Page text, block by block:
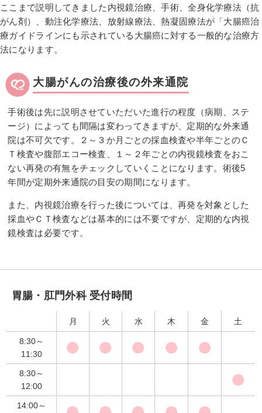
ここまで説明してきました内視鏡治療、手術、全身化学療法（抗
がん剤）、動注化学療法、放射線療法、熱凝固療法が「大腸癌治
療ガイドラインにも示されている大腸癌に対する一般的な治療方
法になります。
大腸がんの治療後の外来通院
手術後は先に説明させていただいた進行の程度（病期、ステ
ージ）によっても間隔は変わってきますが、定期的な外来通
院は不可欠です。２～３か月ごとの採血検査や半年ごとのＣ
Ｔ検査や腹部エコー検査、１～２年ごとの内視鏡検査をおこ
ない再発の有無をチェックしていくことになります。術後5
年間が定期外来通院の目安の期間になります。
また、内視鏡治療を行った後については、再発を対象とした
採血やＣＴ検査などは基本的には不要ですが、定期的な内視
鏡検査は必要です。
胃腸・肛門外科 受付時間
月 火 水 木 金 土
8:30～
11:30
8:30～
12:00
14:00～